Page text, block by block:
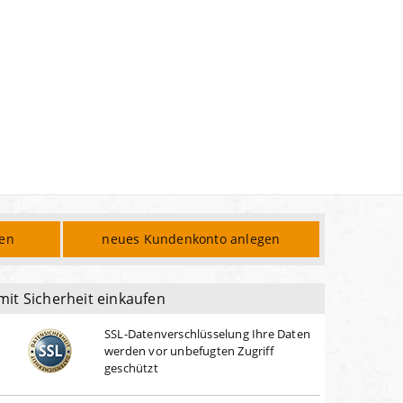
neues Kundenkonto anlegen
Sicherheit einkaufen
SSL-Datenverschlüsselung Ihre Daten
werden vor unbefugten Zugriff
geschützt